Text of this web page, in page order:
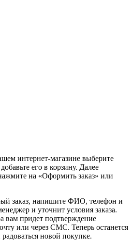
интернет-магазине выберите
его в корзину. Далее
на «Оформить заказ» или
заказ, напишите ФИО, телефон и
и уточнит условия заказа.
вам придет подтверждение
или через СМС. Теперь останется
новой покупке.